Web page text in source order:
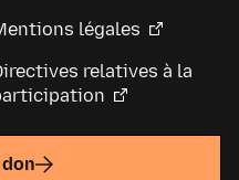
légales
relatives à la